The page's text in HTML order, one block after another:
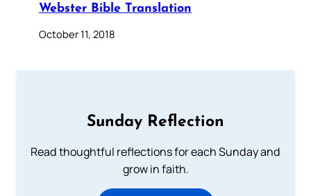
Webster Bible Translation
October 11, 2018
Sunday Reflection
Read thoughtful reflections for each Sunday and
grow in faith.